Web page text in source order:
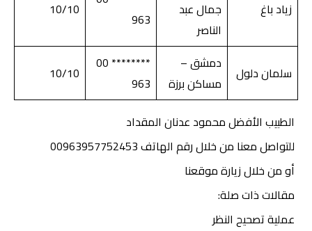
زياد باغ
جمال عبد
الناصر
963
10/10
سلمان دلول
دمشق –
مساكن برزة
******** 00
963
10/10
الطبيب الأفضل محمود عدنان المقداد
للتواصل معنا من خلال رقم الهاتف 00963957752453
أو من خلال زيارة موقعنا
مقالات ذات صلة:
عملية تصحيح النظر